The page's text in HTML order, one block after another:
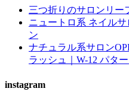
三つ折りのサロンリー
ニュートロ系 ネイル
ン
ナチュラル系サロン
ラッシュ｜W-12 パタ
instagram